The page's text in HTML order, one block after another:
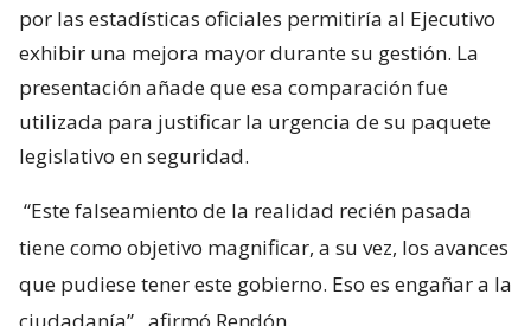
por las estadísticas oficiales permitiría al Ejecutivo
exhibir una mejora mayor durante su gestión. La
presentación añade que esa comparación fue
utilizada para justificar la urgencia de su paquete
legislativo en seguridad.
“Este falseamiento de la realidad recién pasada
tiene como objetivo magnificar, a su vez, los avances
que pudiese tener este gobierno. Eso es engañar a la